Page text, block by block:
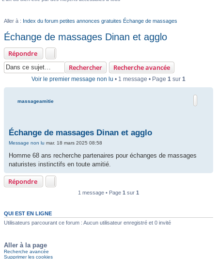
Aller à : Index du forum petites annonces gratuites Échange de massages
Échange de massages Dinan et agglo
Répondre
Rechercher
Recherche avancée
Voir le premier message non lu • 1 message • Page 1 sur 1
massageamitie
Échange de massages Dinan et agglo
Message non lu mar. 18 mars 2025 08:58
Homme 68 ans recherche partenaires pour échanges de massages
naturistes instinctifs en toute amitié.
Répondre
1 message • Page 1 sur 1
QUI EST EN LIGNE
Utilisateurs parcourant ce forum : Aucun utilisateur enregistré et 0 invité
Aller à la page
Recherche avancée
Supprimer les cookies